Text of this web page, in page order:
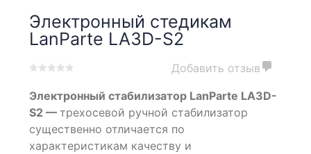
Электронный стедикам
LanParte LA3D-S2
out
on
customer
Добавить отзыв
Электронный стабилизатор LanParte LA3D-
S2 — трехосевой ручной стабилизатор
существенно отличается по
характеристикам качеству и